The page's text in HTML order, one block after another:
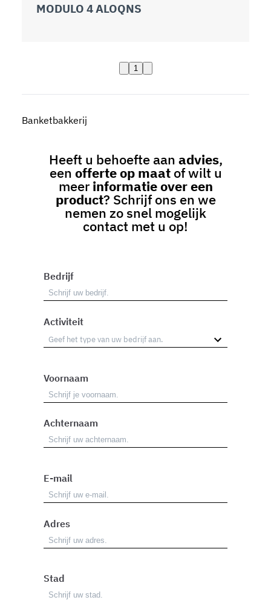
MODULO 4 ALOQNS
1
Banketbakkerij
Heeft u behoefte aan advies,
een offerte op maatof wilt u
meer informatie over een
product? Schrijf ons en we
nemen zo snel mogelijk
contact met u op!
Bedrijf
Activiteit
Voornaam
Achternaam
E-mail
Adres
Stad